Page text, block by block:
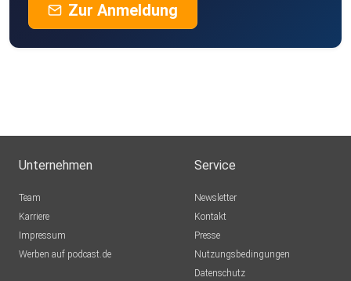
Zur Anmeldung
Unternehmen
Team
Karriere
Impressum
Werben auf podcast.de
Service
Newsletter
Kontakt
Presse
Nutzungsbedingungen
Datenschutz